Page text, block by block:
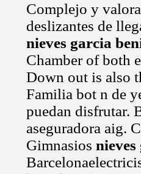
Complejo y
deslizantes de
nieves garcia
Chamber of both
Down out is also
Familia bot n de
puedan disfrutar.
aseguradora aig.
Gimnasios